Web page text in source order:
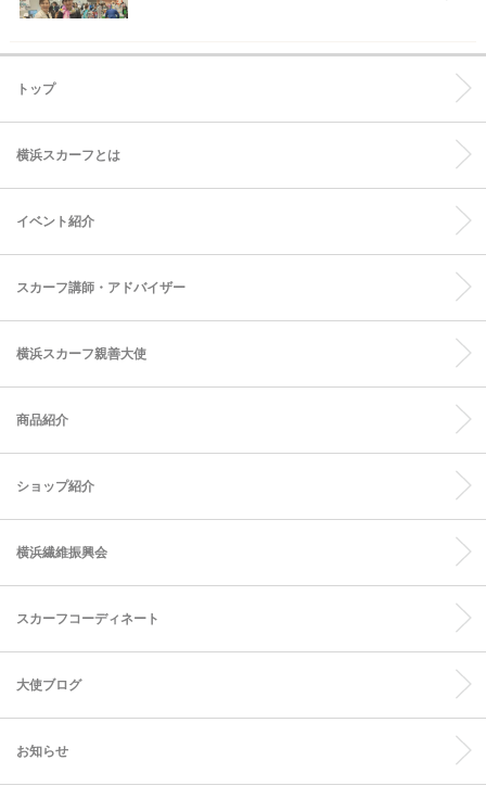
トップ
横浜スカーフとは
イベント紹介
スカーフ講師・アドバイザー
横浜スカーフ親善大使
商品紹介
ショップ紹介
横浜繊維振興会
スカーフコーディネート
大使ブログ
お知らせ